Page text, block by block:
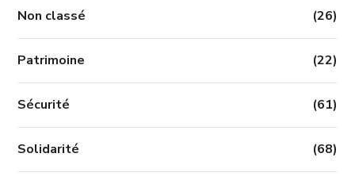
Non classé (26)
Patrimoine (22)
Sécurité (61)
Solidarité (68)